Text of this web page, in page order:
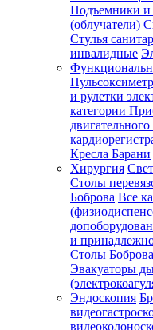
Подъемники и
(облучатели)
Стулья
инвалидные
и рулетки
категории
двигательного
Кресла Барани
Хирургия
Столы
Боброва Все
и
Столы Боброва
Эвакуаторы
Эндоскопия